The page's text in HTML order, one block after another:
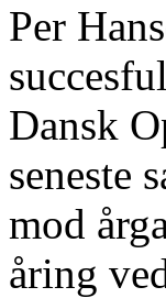
Per
Dansk
seneste
mod
åring